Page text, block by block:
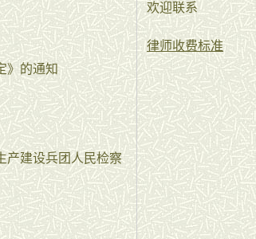
的通知
建设兵团人民检察
欢迎联系
律师收费标准